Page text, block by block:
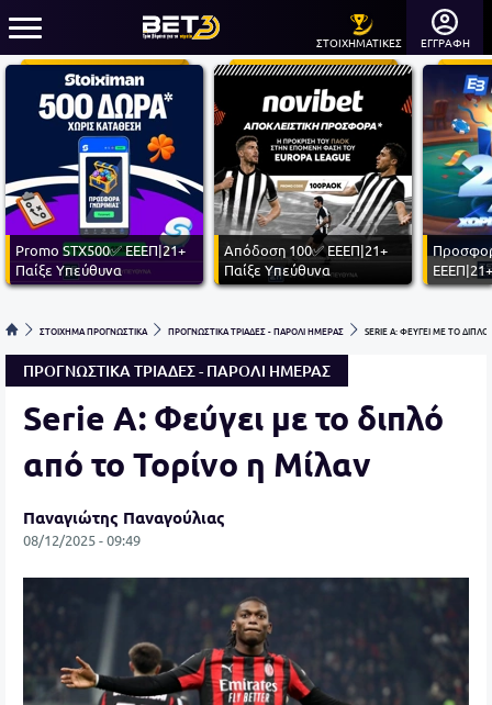
ΣΤΟΙΧΗΜΑΤΙΚΕΣ ΕΓΓΡΑΦΗ
Promo STX500✅ ΕΕΕΠ|21+
Παίξε Υπεύθυνα
Απόδοση 100✅ ΕΕΕΠ|21+
Παίξε Υπεύθυνα
ΣΤΟΙΧΗΜΑ ΠΡΟΓΝΩΣΤΙΚΑ ΠΡΟΓΝΩΣΤΙΚΑ ΤΡΙΑΔΕΣ - ΠΑΡΟΛΙ ΗΜΕΡΑΣ SERIE A: ΦΕΥΓΕΙ ΜΕ ΤΟ
ΠΡΟΓΝΩΣΤΙΚΑ ΤΡΙΑΔΕΣ - ΠΑΡΟΛΙ ΗΜΕΡΑΣ
Serie A: Φεύγει με το διπλό
από το Τορίνο η Μίλαν
Παναγιώτης Παναγούλιας
08/12/2025 - 09:49